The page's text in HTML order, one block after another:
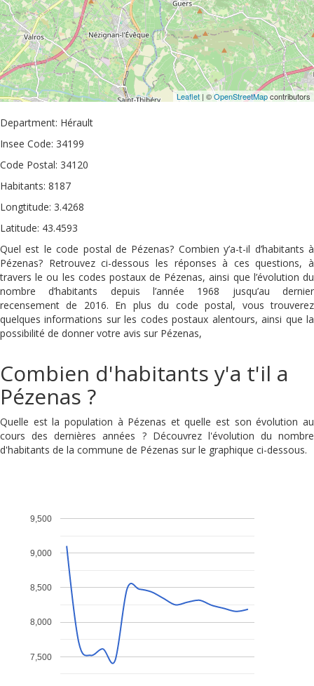
Leaflet | ©OpenStreetMapcontributors
Department: Hérault
Insee Code: 34199
Code Postal: 34120
Habitants: 8187
Longtitude: 3.4268
Latitude: 43.4593
Quel est le code postal de Pézenas? Combien y’a-t-il d’habitants à
Pézenas? Retrouvez ci-dessous les réponses à ces questions, à
travers le ou les codes postaux de Pézenas, ainsi que l’évolution du
nombre d’habitants depuis l’année 1968 jusqu’au dernier
recensement de 2016. En plus du code postal, vous trouverez
quelques informations sur les codes postaux alentours, ainsi que la
possibilité de donner votre avis sur Pézenas,
Combien d'habitants y'a t'il a
Pézenas ?
Quelle est la population à Pézenas et quelle est son évolution au
cours des dernières années ? Découvrez l'évolution du nombre
d'habitants de la commune de Pézenas sur le graphique ci-dessous.
7,500
8,000
8,500
9,000
9,500